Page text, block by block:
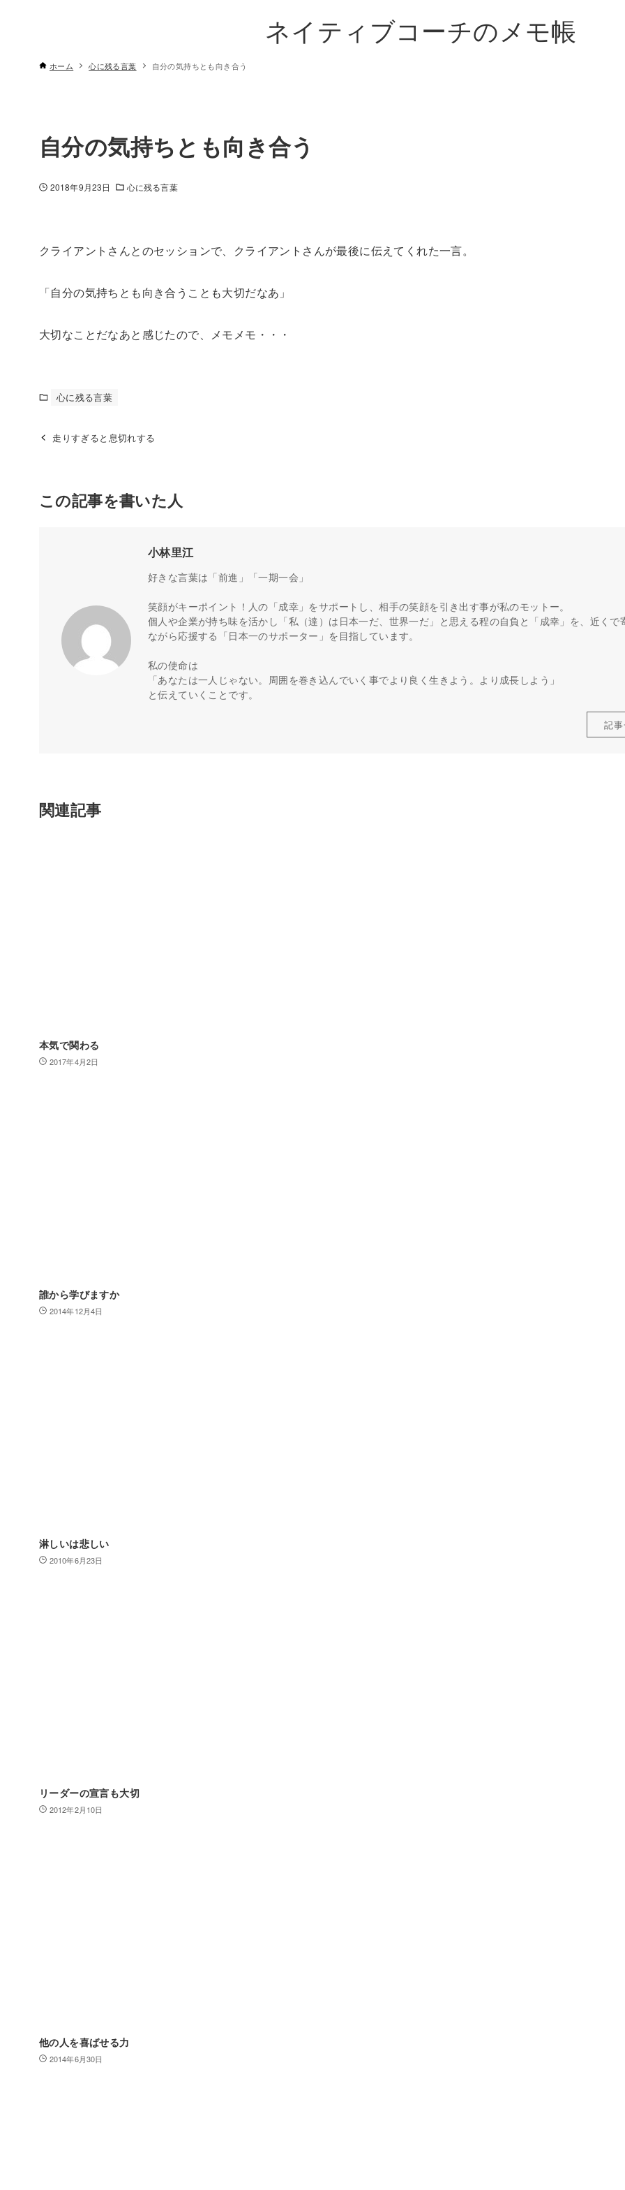
ネイティブコーチのメモ帳
ホーム 心に残る言葉 自分の気持ちとも向き合う
自分の気持ちとも向き合う
2018年9月23日 心に残る言葉
クライアントさんとのセッションで、クライアントさんが最後に伝えてくれた一言。
「自分の気持ちとも向き合うことも大切だなあ」
大切なことだなあと感じたので、メモメモ・・・
心に残る言葉
走りすぎると息切れする
この記事を書いた人
小林里江
好きな言葉は「前進」「一期一会」
笑顔がキーポイント！人の「成幸」をサポートし、相手の笑顔を引き出す事が私のモットー。
個人や企業が持ち味を活かし「私（達）は日本一だ、世界一だ」と思える程の自負と「成幸」を、近くで
ながら応援する「日本一のサポーター」を目指しています。
私の使命は
「あなたは一人じゃない。周囲を巻き込んでいく事でより良く生きよう。より成長しよう」
と伝えていくことです。
記
関連記事
本気で関わる
2017年4月2日
誰から学びますか
2014年12月4日
淋しいは悲しい
2010年6月23日
リーダーの宣言も大切
2012年2月10日
他の人を喜ばせる力
2014年6月30日